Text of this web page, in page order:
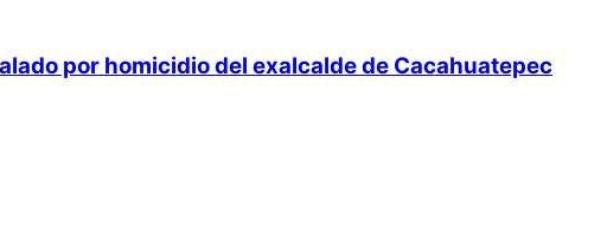
por homicidio del exalcalde de Cacahuatepec